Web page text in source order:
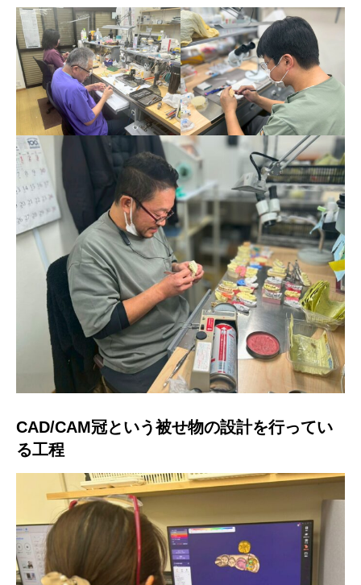
CAD/CAM冠という被せ物の設計を行ってい
る工程